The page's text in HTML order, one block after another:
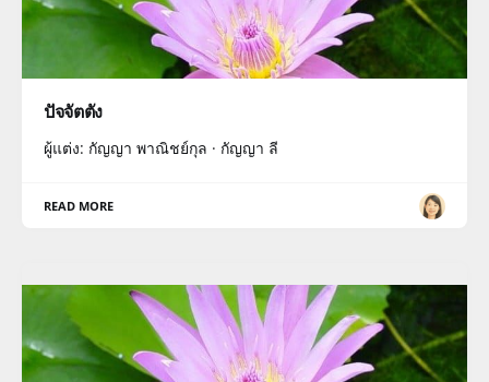
ปัจจัตตัง
ผู้แต่ง: กัญญา พาณิชย์กุล · กัญญา ลี
READ MORE